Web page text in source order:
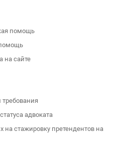
помощь
на сайте
адвоката
стажировку претендентов на